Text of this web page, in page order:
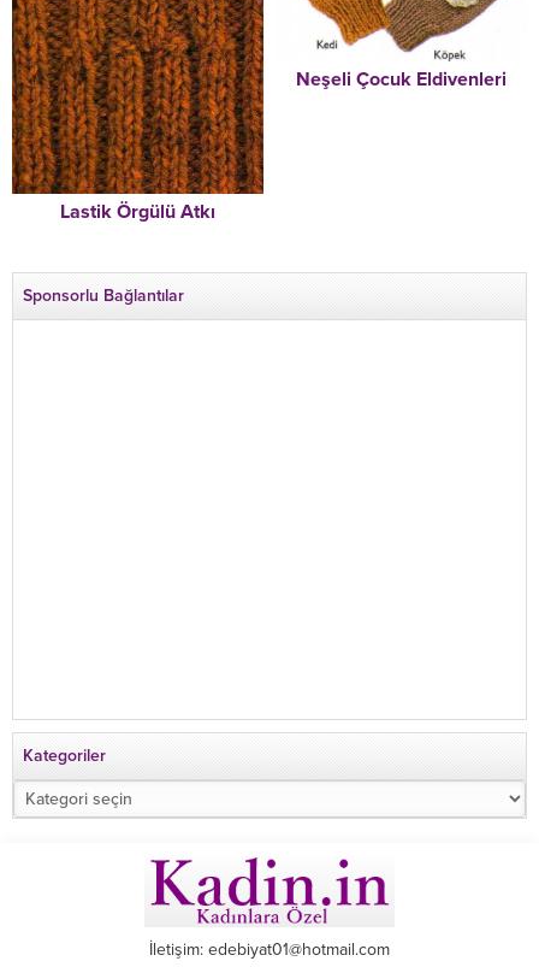
Lastik Örgülü Atkı
Neşeli Çocuk Eldivenleri
Sponsorlu Bağlantılar
Kategoriler
Kategoriler
İletişim: edebiyat01@hotmail.com